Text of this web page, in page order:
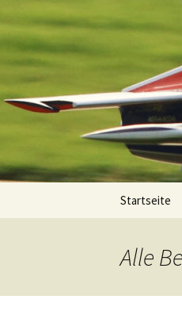
Inhalt
springen
Startseite
Alle